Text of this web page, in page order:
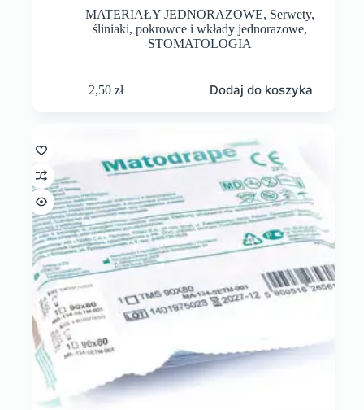
MATERIAŁY JEDNORAZOWE, Serwety,
śliniaki, pokrowce i wkłady jednorazowe,
STOMATOLOGIA
2,50zł Dodaj do koszyka